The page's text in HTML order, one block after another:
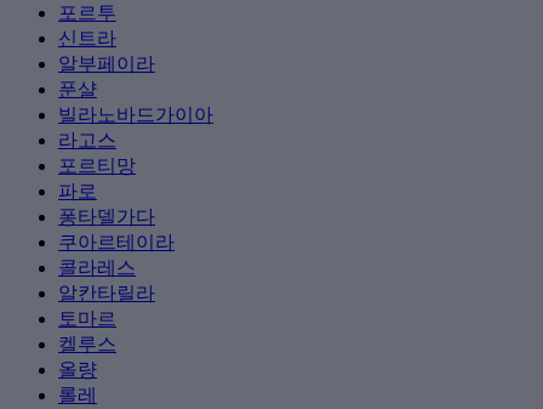
포르투
신트라
알부페이라
푼샬
빌라노바드가이아
라고스
포르티망
파로
퐁타델가다
쿠아르테이라
콜라레스
알칸타릴라
토마르
켈루스
올량
롤레